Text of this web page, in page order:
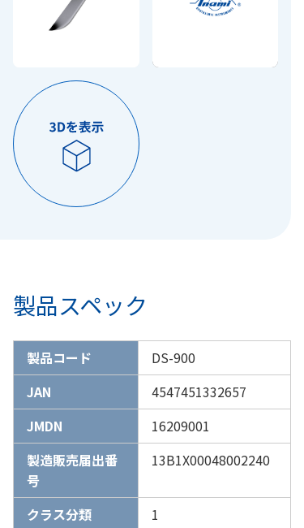
製品スペック
製品コード
DS-900
JAN
4547451332657
JMDN
16209001
製造販売届出番
号
13B1X00048002240
クラス分類 1